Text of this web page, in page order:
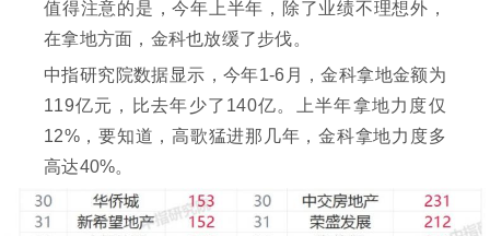
值得注意的是，今年上半年，除了业绩不理想外，
在拿地方面，金科也放缓了步伐。
中指研究院数据显示，今年1-6月，金科拿地金额为
119亿元，比去年少了140亿。上半年拿地力度仅
12%，要知道，高歌猛进那几年，金科拿地力度多
高达40%。